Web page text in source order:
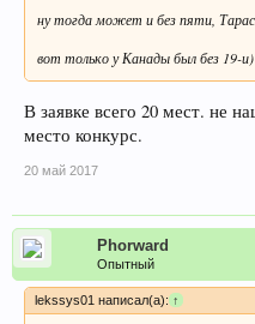
ну тогда может и без пяти,
вот только у Канады был без 19-и)
В заявке всего 20 мест. не
место конкурс.
20 май 2017
Phorward
Опытный
lekssys01 написал(а):↑